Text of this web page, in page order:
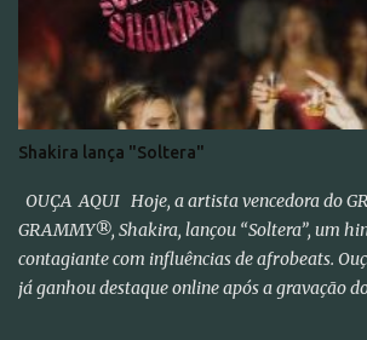
encontro marcado para os dias 28 de
quando Roberto Carlos se apresentará em
Teatro Positivo (Rua Prof. Pedro Viriato
Campo Comprido, Curitiba - PR). Abertura
físicas no dia 04 de setembro ao meio dia. A
realização são da Cult! Produções, RW7
Entertainment e RC Produções. Roberto
2025 se apresentando n...
Shakira lança "Soltera"
OUÇA AQUI Hoje, a artista vencedora do
GRAMMY®, Shakira, lançou “Soltera”, um
contagiante com influências de afrobeats.
já ganhou destaque online após a gravação